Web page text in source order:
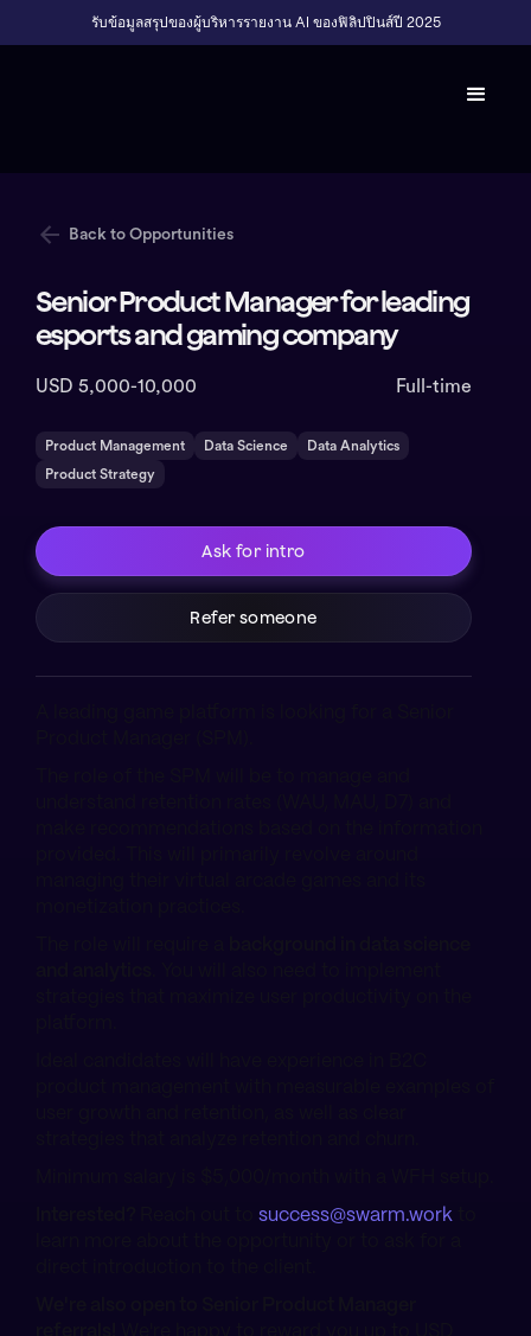
รับข้อมูลสรุปของผู้บริหารรายงาน AI ของฟิลิปปินส์ปี 2025
Back to Opportunities
Senior Product Manager for leading
esports and gaming company
USD 5,000-10,000 Full-time
Product Management Data Science
Data Analytics
Product Strategy
Ask for intro
Refer someone
success@swarm.work